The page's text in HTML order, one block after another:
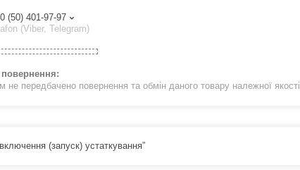
(50) 401-97-97
(Viber, Telegram)
не передбачено повернення та обмін даного товару належної якості
(запуск) устаткування”